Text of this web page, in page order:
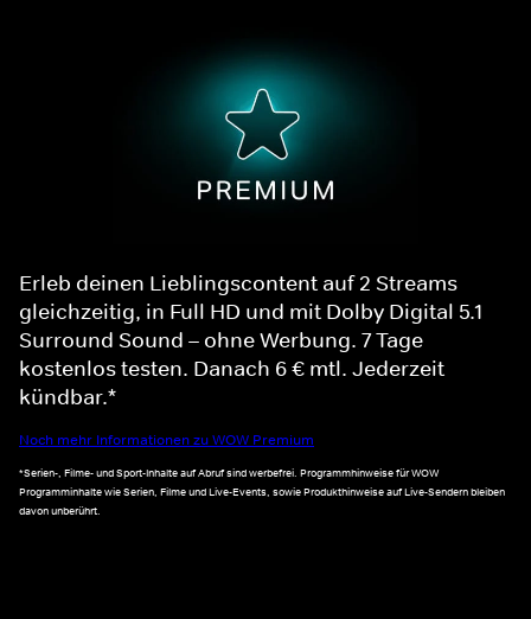
Erleb deinen Lieblingscontent auf 2 Streams
gleichzeitig, in Full HD und mit Dolby Digital 5.1
Surround Sound – ohne Werbung. 7 Tage
kostenlos testen. Danach 6 € mtl. Jederzeit
kündbar.*
Noch mehr Informationen zu WOW Premium
*Serien-, Filme- und Sport-Inhalte auf Abruf sind werbefrei. Programmhinweise für WOW
Programminhalte wie Serien, Filme und Live-Events, sowie Produkthinweise auf Live-Sendern bleiben
davon unberührt.